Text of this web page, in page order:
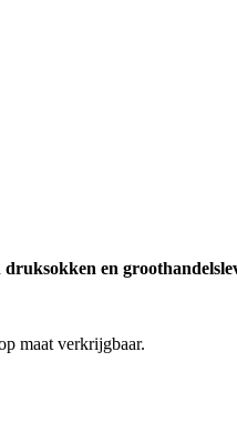
en
maat verkrijgbaar.